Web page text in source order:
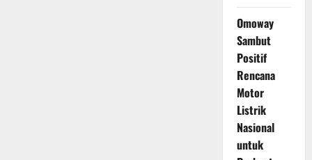
Omoway
Sambut
Positif
Rencana
Motor
Listrik
Nasional
untuk